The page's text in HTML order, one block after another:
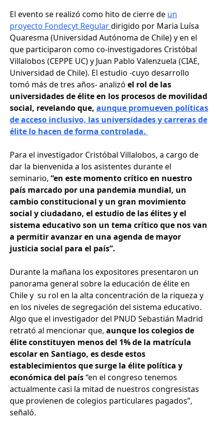
El evento se realizó como hito de cierre de un
proyecto Fondecyt Regulardirigido por Maria Luísa
Quaresma (Universidad Autónoma de Chile) y en el
que participaron como co-investigadores Cristóbal
Villalobos (CEPPE UC) y Juan Pablo Valenzuela (CIAE,
Universidad de Chile). El estudio -cuyo desarrollo
tomó más de tres años- analizó el rol de las
universidades de élite en los procesos de movilidad
social, revelando que, aunque promueven políticas
de acceso inclusivo, las universidades y carreras de
élite lo hacen de forma controlada.
Para el investigador Cristóbal Villalobos, a cargo de
dar la bienvenida a los asistentes durante el
seminario, “en este momento crítico en nuestro
país marcado por una pandemia mundial, un
cambio constitucional y un gran movimiento
social y ciudadano, el estudio de las élites y el
sistema educativo son un tema crítico que nos van
a permitir avanzar en una agenda de mayor
justicia social para el país”.
Durante la mañana los expositores presentaron un
panorama general sobre la educación de élite en
Chile y su rol en la alta concentración de la riqueza y
en los niveles de segregación del sistema educativo.
Algo que el investigador del PNUD Sebastián Madrid
retrató al mencionar que, aunque los colegios de
élite constituyen menos del 1% de la matrícula
escolar en Santiago, es desde estos
establecimientos que surge la élite política y
económica del país“en el congreso tenemos
actualmente casi la mitad de nuestros congresistas
que provienen de colegios particulares pagados”,
señaló.